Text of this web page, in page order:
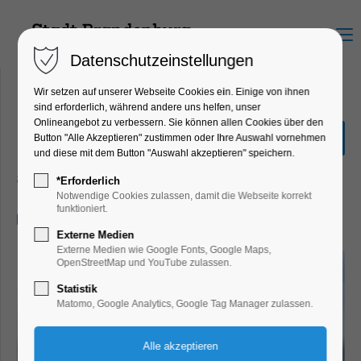
Menu
Große Seenrundfahrt (mit
Kanincheninsel)
Schiffrundfahrt
Datenschutzeinstellungen
Wir setzen auf unserer Webseite Cookies ein. Einige von ihnen
sind erforderlich, während andere uns helfen, unser
Onlineangebot zu verbessern. Sie können allen Cookies über den
Button "Alle Akzeptieren" zustimmen oder Ihre Auswahl vornehmen
und diese mit dem Button "Auswahl akzeptieren" speichern.
*Erforderlich
Notwendige Cookies zulassen, damit die Webseite korrekt
funktioniert.
Externe Medien
Externe Medien wie Google Fonts, Google Maps,
OpenStreetMap und YouTube zulassen.
Statistik
Matomo, Google Analytics, Google Tag Manager zulassen.